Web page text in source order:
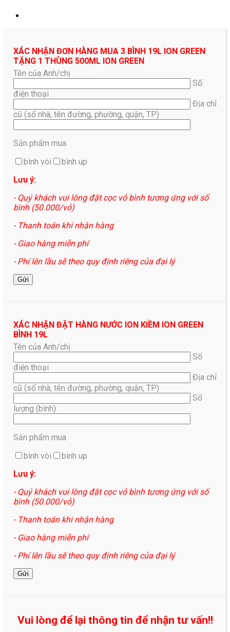
XÁC NHẬN ĐƠN HÀNG MUA 3 BÌNH 19L ION GREEN
TẶNG 1 THÙNG 500ML ION GREEN
Tên của Anh/chị
Số
điện thoại
Địa chỉ
cũ (số nhà, tên đường, phường, quận, TP)
Sản phẩm mua
bình vòi
bình up
Lưu ý:
- Quý khách vui lòng đặt cọc vỏ bình tương ứng với số
bình (50.000/vỏ)
- Thanh toán khi nhận hàng
- Giao hàng miễn phí
- Phí lên lầu sẽ theo quy định riêng của đại lý
XÁC NHẬN ĐẶT HÀNG NƯỚC ION KIỀM ION GREEN
BÌNH 19L
Tên của Anh/chị
Số
điện thoại
Địa chỉ
cũ (số nhà, tên đường, phường, quận, TP)
Số
lượng (bình)
Sản phẩm mua
bình vòi
bình up
Lưu ý:
- Quý khách vui lòng đặt cọc vỏ bình tương ứng với số
bình (50.000/vỏ)
- Thanh toán khi nhận hàng
- Giao hàng miễn phí
- Phí lên lầu sẽ theo quy định riêng của đại lý
Vui lòng để lại thông tin để nhận tư vấn!!